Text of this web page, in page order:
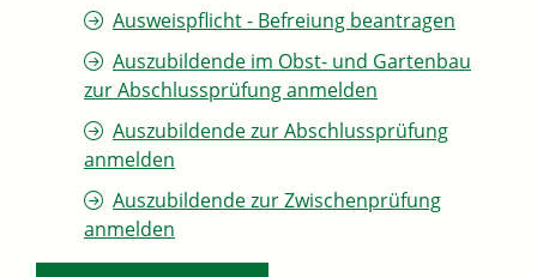
Ausweispflicht - Befreiung beantragen
Auszubildende im Obst- und Gartenbau
zur Abschlussprüfung anmelden
Auszubildende zur Abschlussprüfung
anmelden
Auszubildende zur Zwischenprüfung
anmelden